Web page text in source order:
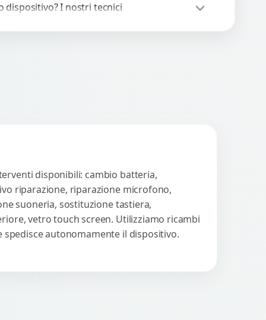
dispositivo? I nostri tecnici
disponibili: cambio batteria,
riparazione, riparazione microfono,
suoneria, sostituzione tastiera,
vetro touch screen. Utilizziamo ricambi
autonomamente il dispositivo.